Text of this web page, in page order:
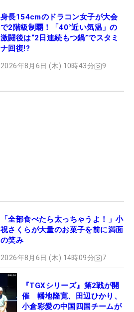
身長154cmのドラコン女子が大会
で2階級制覇！「40°近い気温」の
激闘後は“2日連続もつ鍋”でスタミ
ナ回復!?
2026年8月6日 (木) 10時43分 9
「全部食べたら太っちゃうよ！」小
祝さくらが大量のお菓子を前に満面
の笑み
2026年8月6日 (木) 14時09分 7
『TGXシリーズ』第2戦が開
催 幡地隆寛、田辺ひかり、
小倉彩愛の中国四国チームが